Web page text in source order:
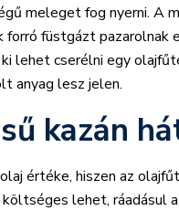
meleget fog nyerni. A
forró füstgázt pazarolnak
ki lehet cserélni egy
anyag lesz jelen.
kazán
értéke, hiszen az
lehet, ráadásul